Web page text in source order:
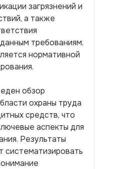
загрязнений и
а также
требованиям.
нормативной
обзор
охраны труда
средств, что
аспекты для
Результаты
систематизировать